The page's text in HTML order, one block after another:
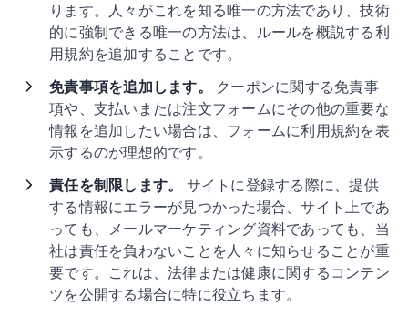
ります。人々がこれを知る唯一の方法であり、技術
的に強制できる唯一の方法は、ルールを概説する利
用規約を追加することです。
免責事項を追加します。
クーポンに関する免責事
項や、支払いまたは注文フォームにその他の重要な
情報を追加したい場合は、フォームに利用規約を表
示するのが理想的です。
責任を制限します。
サイトに登録する際に、提供
する情報にエラーが見つかった場合、サイト上であ
っても、メールマーケティング資料であっても、当
社は責任を負わないことを人々に知らせることが重
要です。これは、法律または健康に関するコンテン
ツを公開する場合に特に役立ちます。